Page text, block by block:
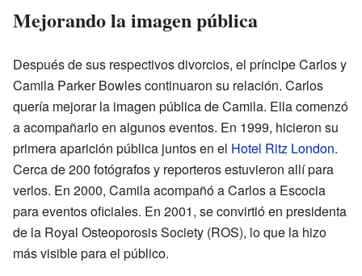
Mejorando la imagen pública
Después de sus respectivos divorcios, el príncipe Carlos y
Camila Parker Bowles continuaron su relación. Carlos
quería mejorar la imagen pública de Camila. Ella comenzó
a acompañarlo en algunos eventos. En 1999, hicieron su
primera aparición pública juntos en el Hotel Ritz London.
Cerca de 200 fotógrafos y reporteros estuvieron allí para
verlos. En 2000, Camila acompañó a Carlos a Escocia
para eventos oficiales. En 2001, se convirtió en presidenta
de la Royal Osteoporosis Society (ROS), lo que la hizo
más visible para el público.